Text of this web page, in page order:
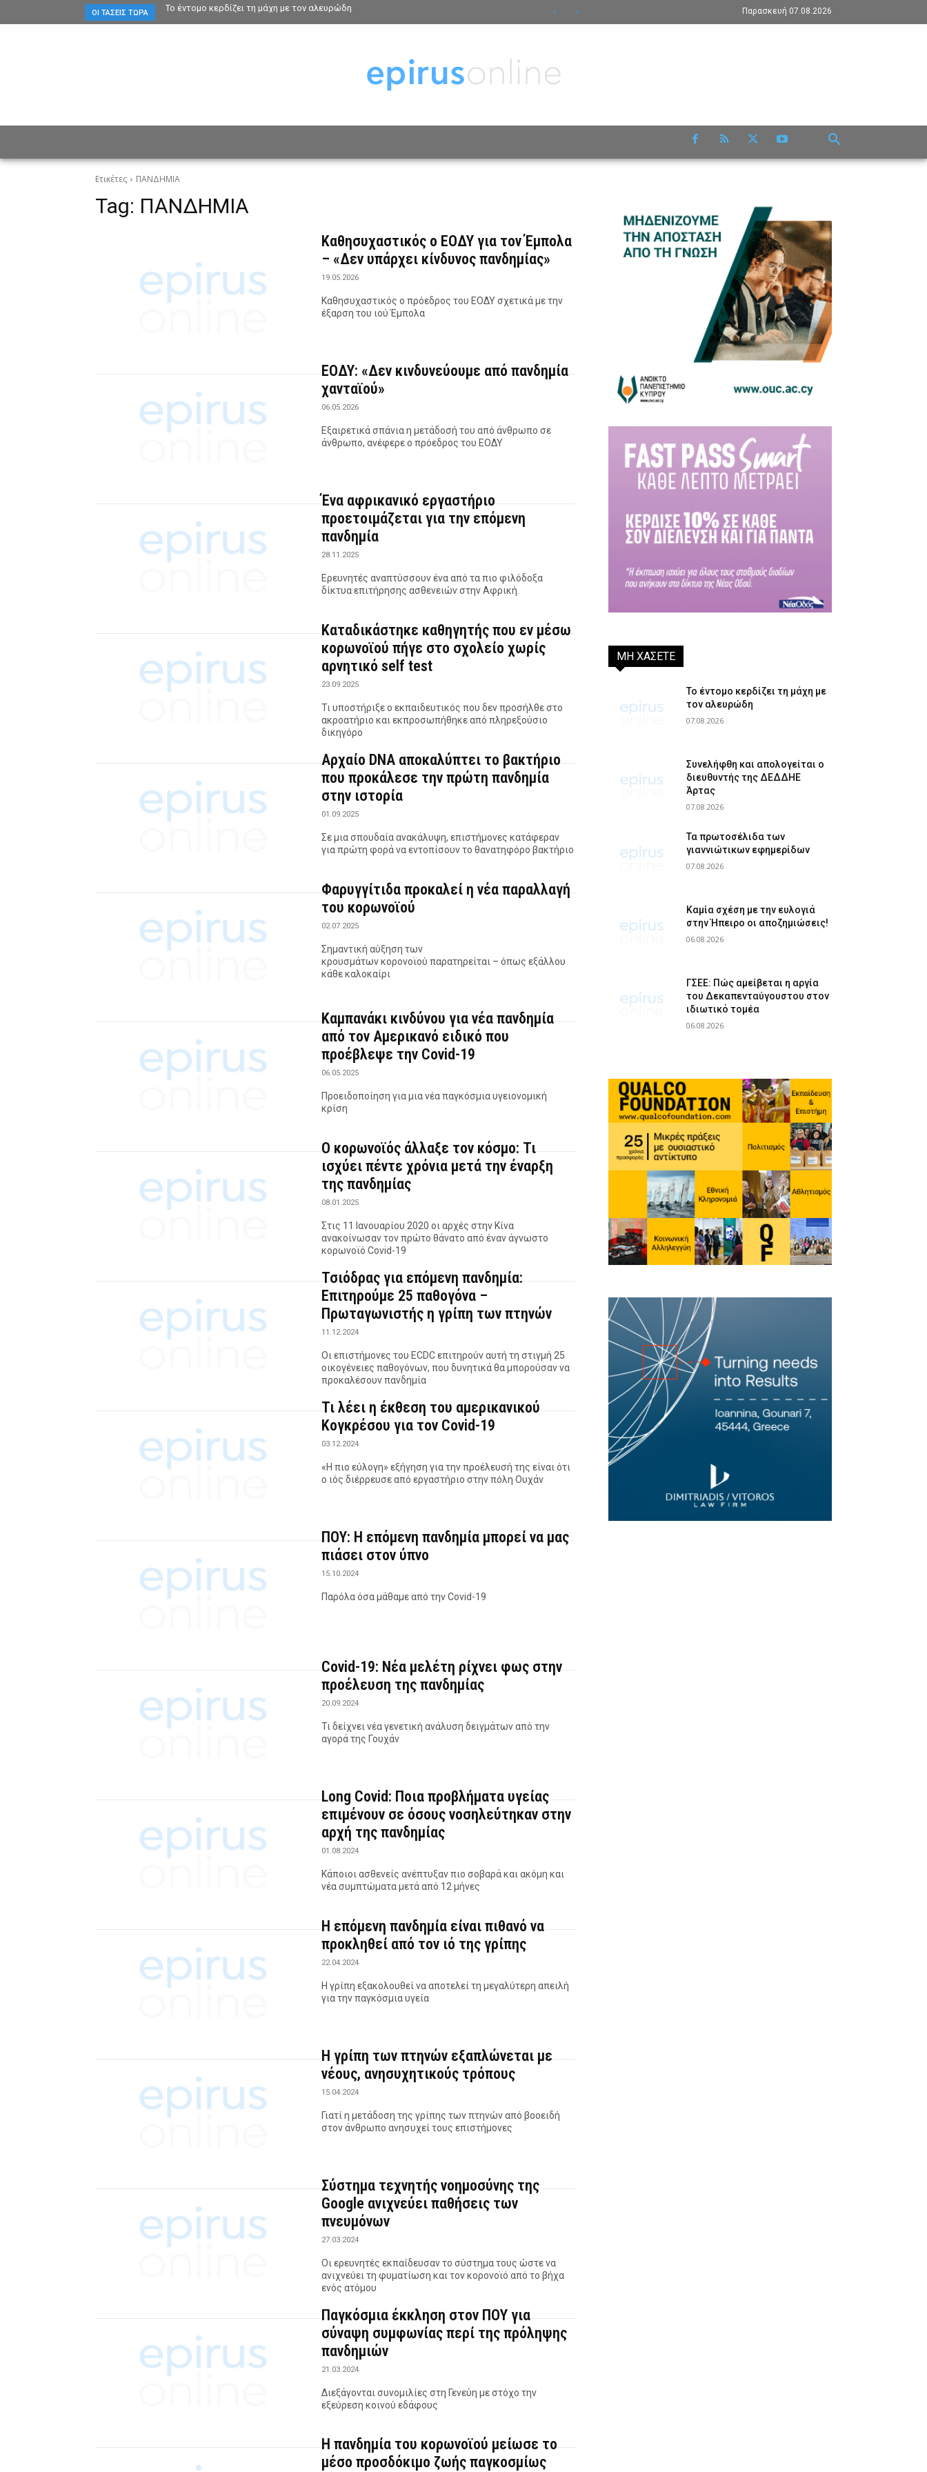
ΟΙ ΤΆΣΕΙΣ ΤΏΡΑ Το έντομο κερδίζει τη μάχη με τον αλευρώδη Παρασκευή 07.08.2026
Ετικέτες ΠΑΝΔΗΜΙΑ
Tag: ΠΑΝΔΗΜΙΑ
Καθησυχαστικός ο ΕΟΔΥ για τον Έμπολα
– «Δεν υπάρχει κίνδυνος πανδημίας»
19.05.2026
Καθησυχαστικός ο πρόεδρος του ΕΟΔΥ σχετικά με την
έξαρση του ιού Έμπολα
ΕΟΔΥ: «Δεν κινδυνεύουμε από πανδημία
χανταϊού»
06.05.2026
Εξαιρετικά σπάνια η μετάδοσή του από άνθρωπο σε
άνθρωπο, ανέφερε ο πρόεδρος του ΕΟΔΥ
Ένα αφρικανικό εργαστήριο
προετοιμάζεται για την επόμενη
πανδημία
28.11.2025
Ερευνητές αναπτύσσουν ένα από τα πιο φιλόδοξα
δίκτυα επιτήρησης ασθενειών στην Αφρική.
Καταδικάστηκε καθηγητής που εν μέσω
κορωνοϊού πήγε στο σχολείο χωρίς
αρνητικό self test
23.09.2025
Τι υποστήριξε ο εκπαιδευτικός που δεν προσήλθε στο
ακροατήριο και εκπροσωπήθηκε από πληρεξούσιο
δικηγόρο
Αρχαίο DNA αποκαλύπτει το βακτήριο
που προκάλεσε την πρώτη πανδημία
στην ιστορία
01.09.2025
Σε μια σπουδαία ανακάλυψη, επιστήμονες κατάφεραν
για πρώτη φορά να εντοπίσουν το θανατηφόρο βακτήριο
Φαρυγγίτιδα προκαλεί η νέα παραλλαγή
του κορωνοϊού
02.07.2025
Σημαντική αύξηση των
κρουσμάτων κορονοϊού παρατηρείται – όπως εξάλλου
κάθε καλοκαίρι
Καμπανάκι κινδύνου για νέα πανδημία
από τον Αμερικανό ειδικό που
προέβλεψε την Covid-19
06.05.2025
Προειδοποίηση για μια νέα παγκόσμια υγειονομική
κρίση
O κορωνοϊός άλλαξε τον κόσμο: Τι
ισχύει πέντε χρόνια μετά την έναρξη
της πανδημίας
08.01.2025
Στις 11 Ιανουαρίου 2020 οι αρχές στην Κίνα
ανακοίνωσαν τον πρώτο θάνατο από έναν άγνωστο
κορωνοϊό Covid-19
Τσιόδρας για επόμενη πανδημία:
Επιτηρούμε 25 παθογόνα –
Πρωταγωνιστής η γρίπη των πτηνών
11.12.2024
Οι επιστήμονες του ECDC επιτηρούν αυτή τη στιγμή 25
οικογένειες παθογόνων, που δυνητικά θα μπορούσαν να
προκαλέσουν πανδημία
Τι λέει η έκθεση του αμερικανικού
Κογκρέσου για τον Covid-19
03.12.2024
«Η πιο εύλογη» εξήγηση για την προέλευσή της είναι ότι
ο ιός διέρρευσε από εργαστήριο στην πόλη Ουχάν
ΠΟΥ: Η επόμενη πανδημία μπορεί να μας
πιάσει στον ύπνο
15.10.2024
Παρόλα όσα μάθαμε από την Covid-19
Covid-19: Νέα μελέτη ρίχνει φως στην
προέλευση της πανδημίας
20.09.2024
Τι δείχνει νέα γενετική ανάλυση δειγμάτων από την
αγορά της Γουχάν
Long Covid: Ποια προβλήματα υγείας
επιμένουν σε όσους νοσηλεύτηκαν στην
αρχή της πανδημίας
01.08.2024
Κάποιοι ασθενείς ανέπτυξαν πιο σοβαρά και ακόμη και
νέα συμπτώματα μετά από 12 μήνες
Η επόμενη πανδημία είναι πιθανό να
προκληθεί από τον ιό της γρίπης
22.04.2024
Η γρίπη εξακολουθεί να αποτελεί τη μεγαλύτερη απειλή
για την παγκόσμια υγεία
Η γρίπη των πτηνών εξαπλώνεται με
νέους, ανησυχητικούς τρόπους
15.04.2024
Γιατί η μετάδοση της γρίπης των πτηνών από βοοειδή
στον άνθρωπο ανησυχεί τους επιστήμονες
Σύστημα τεχνητής νοημοσύνης της
Google ανιχνεύει παθήσεις των
πνευμόνων
27.03.2024
Οι ερευνητές εκπαίδευσαν το σύστημα τους ώστε να
ανιχνεύει τη φυματίωση και τον κορονοϊό από το βήχα
ενός ατόμου
Παγκόσμια έκκληση στον ΠΟΥ για
σύναψη συμφωνίας περί της πρόληψης
πανδημιών
21.03.2024
Διεξάγονται συνομιλίες στη Γενεύη με στόχο την
εξεύρεση κοινού εδάφους
Η πανδημία του κορωνοϊού μείωσε το
μέσο προσδόκιμο ζωής παγκοσμίως
ΜΗ ΧΑΣΕΤΕ
Το έντομο κερδίζει τη μάχη με
τον αλευρώδη
07.08.2026
Συνελήφθη και απολογείται ο
διευθυντής της ΔΕΔΔΗΕ
Άρτας
07.08.2026
Τα πρωτοσέλιδα των
γιαννιώτικων εφημερίδων
07.08.2026
Καμία σχέση με την ευλογιά
στην Ήπειρο οι αποζημιώσεις!
06.08.2026
ΓΣΕΕ: Πώς αμείβεται η αργία
του Δεκαπενταύγουστου στον
ιδιωτικό τομέα
06.08.2026